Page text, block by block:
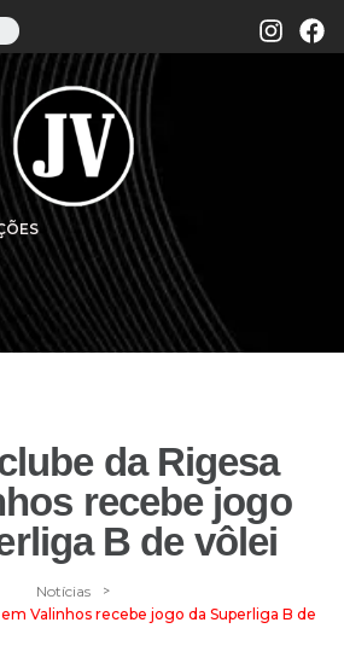
da Rigesa
recebe jogo
B de vôlei
Notícias >
Valinhos recebe jogo da Superliga B de